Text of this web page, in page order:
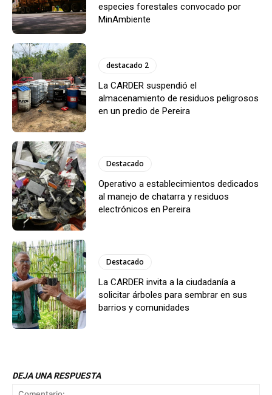
especies forestales convocado por
MinAmbiente
destacado 2
La CARDER suspendió el
almacenamiento de residuos peligrosos
en un predio de Pereira
Destacado
Operativo a establecimientos dedicados
al manejo de chatarra y residuos
electrónicos en Pereira
Destacado
La CARDER invita a la ciudadanía a
solicitar árboles para sembrar en sus
barrios y comunidades
DEJA UNA RESPUESTA